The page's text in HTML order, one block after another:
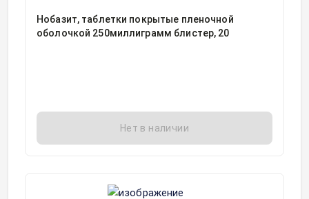
Нобазит, таблетки покрытые пленочной
оболочкой 250миллиграмм блистер, 20
Нет в наличии